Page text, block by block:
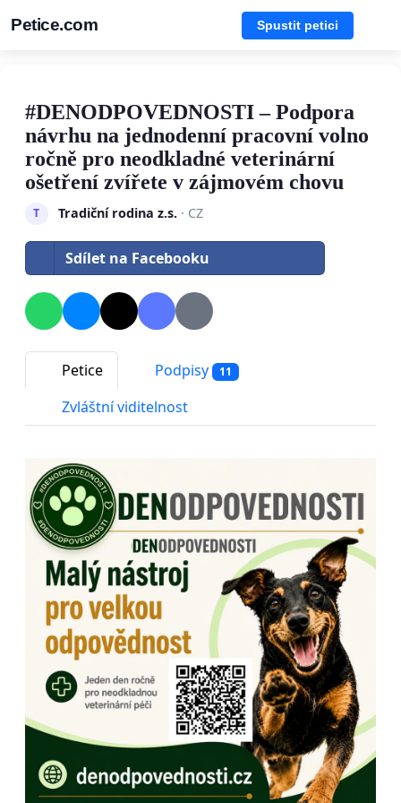
Petice.com Spustit petici
#DENODPOVEDNOSTI – Podpora
návrhu na jednodenní pracovní volno
ročně pro neodkladné veterinární
ošetření zvířete v zájmovém chovu
T Tradiční rodina z.s.· CZ
Sdílet na Facebooku
Petice Podpisy 11
Zvláštní viditelnost